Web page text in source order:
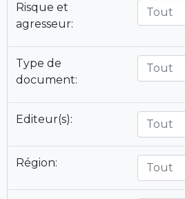
Risque et
agresseur:
Tout
Type de
document:
Tout
Editeur(s): Tout
Région: Tout